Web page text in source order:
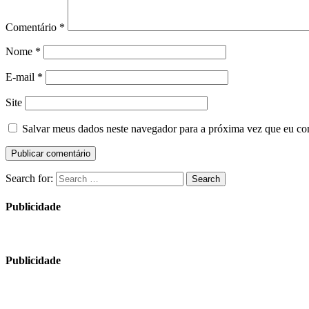
Comentário *
Nome *
E-mail *
Site
Salvar meus dados neste navegador para a próxima vez que eu
Search for: Search
Publicidade
Publicidade